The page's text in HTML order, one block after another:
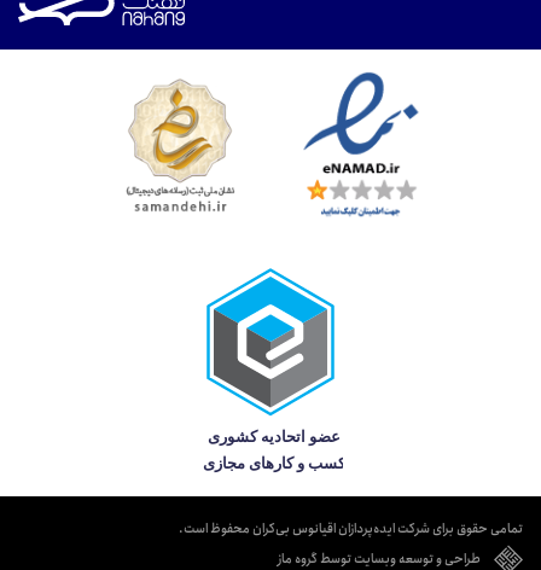
تمامی حقوق برای شرکت ایده‌پردازان اقیانوس بی‌کران محفوظ است.
طراحی و توسعه وبسایت توسط گروه ماز